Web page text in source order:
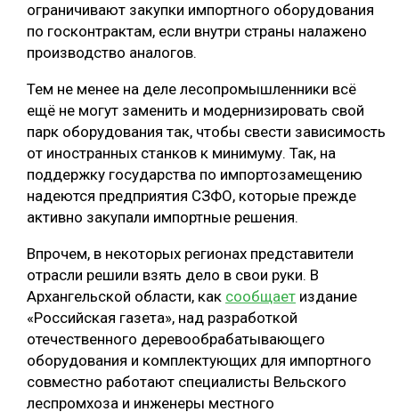
СУШКА ДРЕВЕСИНЫ
ограничивают закупки импортного оборудования
по госконтрактам, если внутри страны налажено
производство аналогов.
Тем не менее на деле лесопромышленники всё
ещё не могут заменить и модернизировать свой
парк оборудования так, чтобы свести зависимость
от иностранных станков к минимуму. Так, на
поддержку государства по импортозамещению
надеются предприятия СЗФО, которые прежде
активно закупали импортные решения.
Впрочем, в некоторых регионах представители
отрасли решили взять дело в свои руки. В
Архангельской области, как сообщает издание
«Российская газета», над разработкой
отечественного деревообрабатывающего
оборудования и комплектующих для импортного
совместно работают специалисты Вельского
леспромхоза и инженеры местного